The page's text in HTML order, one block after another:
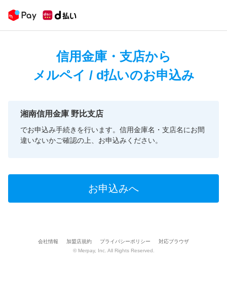
信用金庫・支店から
メルペイ / d払いのお申込み
湘南信用金庫 野比支店
でお申込み手続きを行います。信用金庫名・支店名にお間
違いないかご確認の上、お申込みください。
お申込みへ
会社情報 加盟店規約 プライバシーポリシー
対応ブラウザ
© Merpay, Inc. All Rights Reserved.